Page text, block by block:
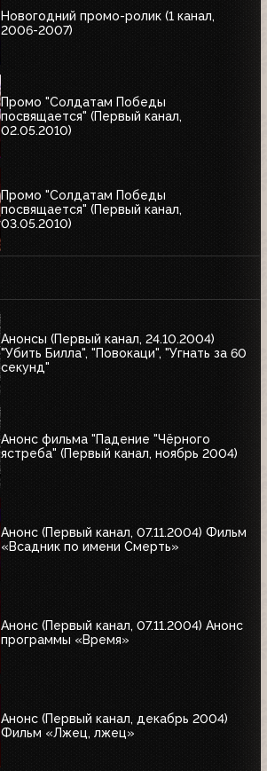
Новогодний промо-ролик (1 канал,
2006-2007)
Промо "Солдатам Победы
посвящается" (Первый канал,
02.05.2010)
Промо "Солдатам Победы
посвящается" (Первый канал,
03.05.2010)
Анонсы (Первый канал, 24.10.2004)
"Убить Билла", "Повокаци", "Угнать за 60
секунд"
Анонс фильма "Падение "Чёрного
ястреба" (Первый канал, ноябрь 2004)
Анонс (Первый канал, 07.11.2004) Фильм
«Всадник по имени Смерть»
Анонс (Первый канал, 07.11.2004) Анонс
программы «Время»
Анонс (Первый канал, декабрь 2004)
Фильм «Лжец, лжец»